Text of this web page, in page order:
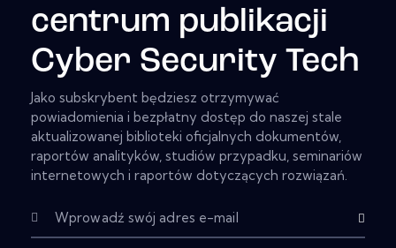
centrum publikacji
Cyber Security Tech
Jako subskrybent będziesz otrzymywać
powiadomienia i bezpłatny dostęp do naszej stale
aktualizowanej biblioteki oficjalnych dokumentów,
raportów analityków, studiów przypadku, seminariów
internetowych i raportów dotyczących rozwiązań.